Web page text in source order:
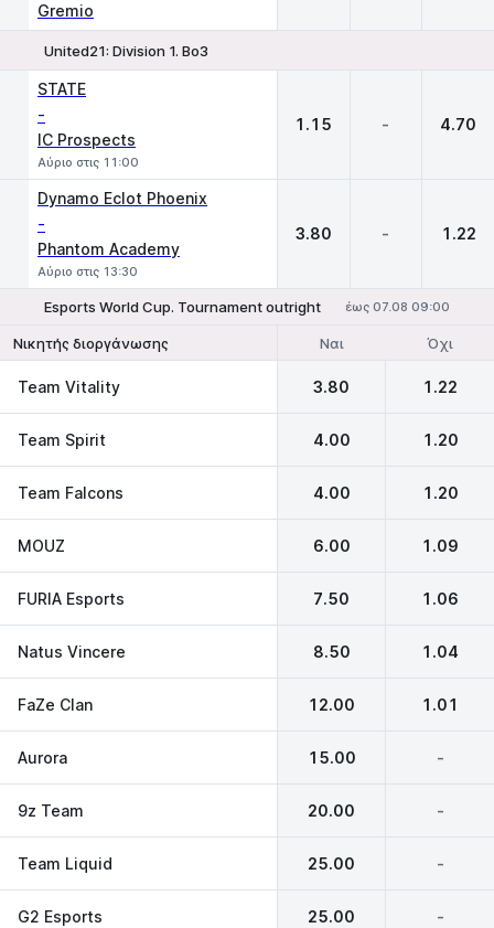
Gremio
United21: Division 1. Bo3
STATE
-
IC Prospects
Αύριο στις 11:00
1.15 - 4.70
Dynamo Eclot Phoenix
-
Phantom Academy
Αύριο στις 13:30
3.80 - 1.22
Esports World Cup. Tournament outright έως 07.08 09:00
Νικητής διοργάνωσης Ναι Όχι
Team Vitality 3.80 1.22
Team Spirit 4.00 1.20
Team Falcons 4.00 1.20
MOUZ 6.00 1.09
FURIA Esports 7.50 1.06
Natus Vincere 8.50 1.04
FaZe Clan 12.00 1.01
Aurora 15.00 -
9z Team 20.00 -
Team Liquid 25.00 -
G2 Esports 25.00 -